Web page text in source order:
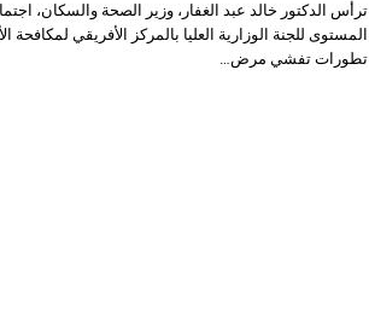
ترأس الدكتور خالد عبد الغفار، وزير الصحة والسكان،
المستوى للجنة الوزارية العليا بالمركز الأفريقي لمكافحة
تطورات تفشي مرض…